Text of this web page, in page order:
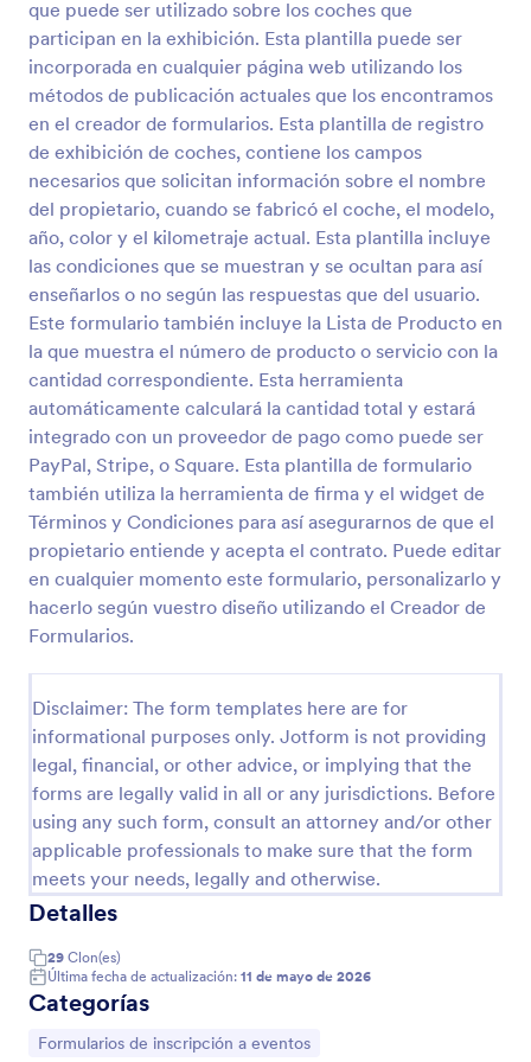
que puede ser utilizado sobre los coches que
participan en la exhibición. Esta plantilla puede ser
incorporada en cualquier página web utilizando los
métodos de publicación actuales que los encontramos
en el creador de formularios. Esta plantilla de registro
de exhibición de coches, contiene los campos
necesarios que solicitan información sobre el nombre
del propietario, cuando se fabricó el coche, el modelo,
año, color y el kilometraje actual. Esta plantilla incluye
las condiciones que se muestran y se ocultan para así
enseñarlos o no según las respuestas que del usuario.
Este formulario también incluye la Lista de Producto en
la que muestra el número de producto o servicio con la
cantidad correspondiente. Esta herramienta
automáticamente calculará la cantidad total y estará
integrado con un proveedor de pago como puede ser
PayPal, Stripe, o Square. Esta plantilla de formulario
también utiliza la herramienta de firma y el widget de
Términos y Condiciones para así asegurarnos de que el
propietario entiende y acepta el contrato. Puede editar
en cualquier momento este formulario, personalizarlo y
hacerlo según vuestro diseño utilizando el Creador de
Formularios.
Disclaimer: The form templates here are for
informational purposes only. Jotform is not providing
legal, financial, or other advice, or implying that the
forms are legally valid in all or any jurisdictions. Before
using any such form, consult an attorney and/or other
applicable professionals to make sure that the form
meets your needs, legally and otherwise.
Detalles
29 Clon(es)
Última fecha de actualización: 11 de mayo de 2026
Categorías
Ir a Categoría:
Formularios de inscripción a eventos
Vista previa
Formulario De Cotización De Evento
Para reunir los elementos e información necesaria
grabación de video, sonido y grabación de audio,
transcripción del acta.
Go to Category:
Formularios de publicidad
Usar plantilla
Vista previa